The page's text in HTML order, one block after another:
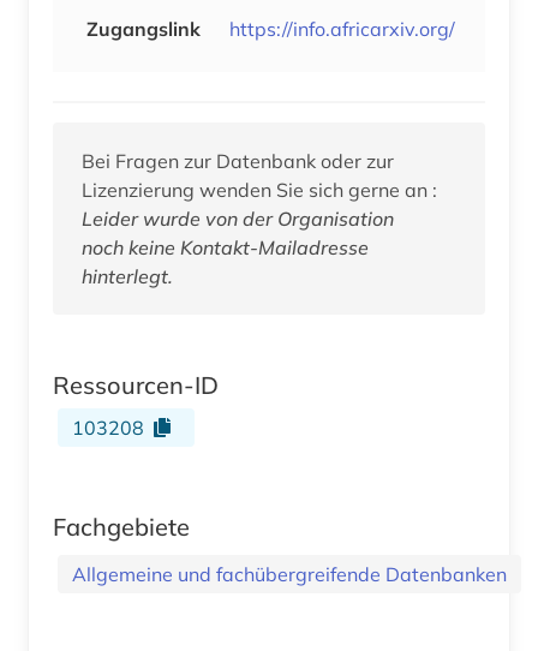
Zugangslink
https://info.africarxiv.org/
Bei Fragen zur Datenbank oder zur
Lizenzierung wenden Sie sich gerne an :
Leider wurde von der Organisation
noch keine Kontakt-Mailadresse
hinterlegt.
Ressourcen-ID
103208
Fachgebiete
Allgemeine und fachübergreifende Datenbanken